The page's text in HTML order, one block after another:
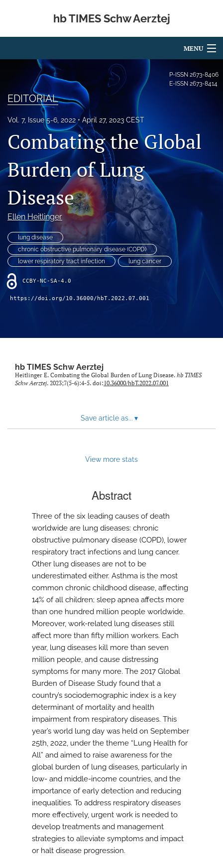
hb TIMES Schw Aerztej
MENU
For Authors
Editorial Board
About
Publishing Policies
Open Access
search
X
(formerly
Twitter)
(opens
in
a
Facebook
(opens
in
a
LinkedIn
(opens
tab)
a
link
P-ISSN 2673-8406
E-ISSN 2673-8414
EDITORIAL
Vol. 7, Issue 5-6, 2022 April 27, 2023 CEST
Combating the Global
Burden of Lung
Disease
Ellen Heitlinger
lung disease
chronic obstructive pulmonary disease (COPD)
lower respiratory tract infection
lung cancer
CCBY-NC-SA-4.0
https://doi.org/10.36000/hbT.2022.07.001
hb TIMES Schw Aerztej
Heitlinger E. Combating the Global Burden of Lung Disease. hb TIMES
Schw Aerztej. 2023;7(5-6):4-5. doi:10.36000/hbT.2022.07.001
Save article as... ▾
View more stats
Abstract
Three of the six leading causes of death
worldwide are lung diseases: chronic
obstructive pulmonary disease (COPD), lower
respiratory tract infections and lung cancer.
Other lung diseases are not to be
underestimated either. Asthma is the most
common chronic childhood disease, affecting
14% of all children; sleep apnea affects more
than one hundred million people worldwide.
Moreover, work-related lung diseases still
affect more than fifty million workers. Each
year, lung diseases kill more than seven
million people, and cause distressing
symptoms for many more. The 2017 Global
Burden of Disease Study found that a
country’s sociodemographic index is a key
determinant of mortality and health
impairment from respiratory diseases. This
year’s world lung day was held on September
25th, 2022, under the theme “Lung Health for
All” and aimed to raise awareness for the
global burden of lung diseases, particularly in
low- and middle-income countries, and the
importance of early detection and reducing
inequalities. To address respiratory diseases
more effectively, urgent work is needed to
develop treatments and management
strategies to alleviate symptoms and impact
or halt disease progression.